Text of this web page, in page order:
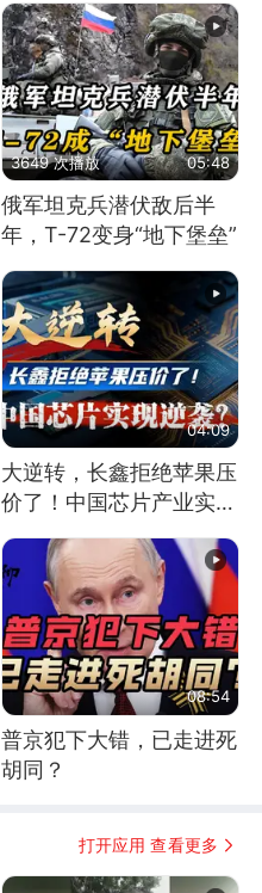
3649 次播放 05:48
俄军坦克兵潜伏敌后半
年，T-72变身“地下堡垒”
04:09
大逆转，长鑫拒绝苹果压
价了！中国芯片产业实现
08:54
普京犯下大错，已走进死
胡同？
打开应用 查看更多